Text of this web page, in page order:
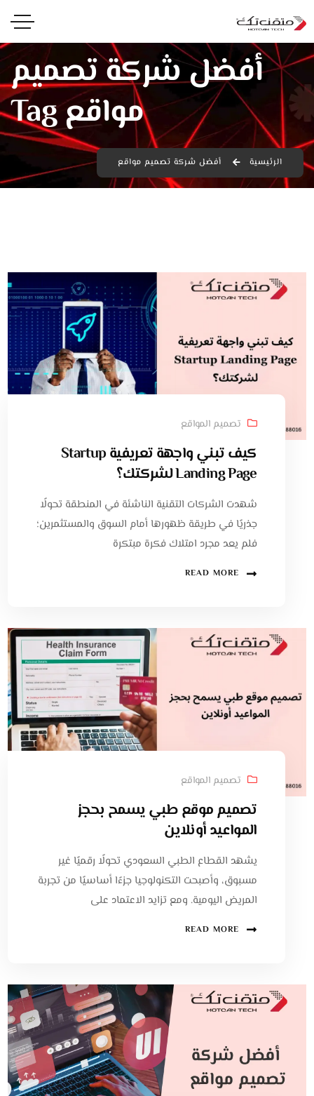
أفضل شركة تصميم
مواقع Tag
الرئيسية أفضل شركة تصميم مواقع
تصميم المواقع
كيف تبني واجهة تعريفية Startup
Landing Page لشركتك؟
شهدت الشركات التقنية الناشئة في المنطقة تحولًا
جذريًا في طريقة ظهورها أمام السوق والمستثمرين؛
فلم يعد مجرد امتلاك فكرة مبتكرة
READ MORE
تصميم المواقع
تصميم موقع طبي يسمح بحجز
المواعيد أونلاين
يشهد القطاع الطبي السعودي تحولًا رقميًا غير
مسبوق، وأصبحت التكنولوجيا جزءًا أساسيًا من تجربة
المريض اليومية. ومع تزايد الاعتماد على
READ MORE